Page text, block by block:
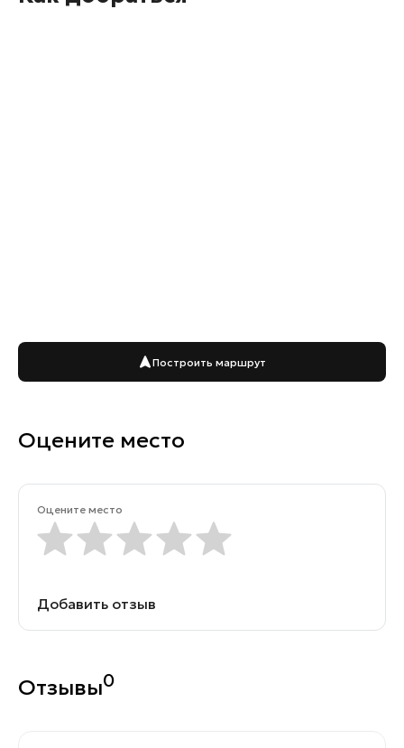
Построить маршрут
Оцените место
Оцените место
Добавить отзыв
Отзывы0